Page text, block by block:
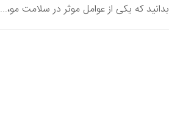
بدانید که یکی از عوامل موثر در سلامت مو،...